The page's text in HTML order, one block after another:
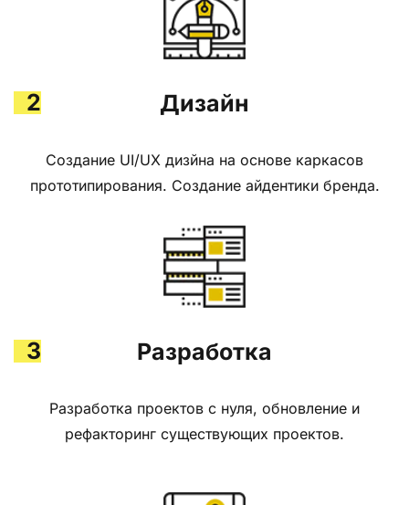
2 Дизайн
Создание UI/UX дизйна на основе каркасов
прототипирования. Создание айдентики бренда.
3 Разработка
Разработка проектов с нуля, обновление и
рефакторинг существующих проектов.